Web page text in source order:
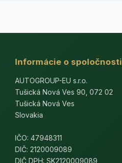
Informácie o spoločnosti
AUTOGROUP-EU s.r.o.
Tušická Nová Ves 90, 072 02
Tušická Nová Ves
Slovakia
IČO: 47948311
DIČ: 2120009089
DIČ DPH: SK2120009089